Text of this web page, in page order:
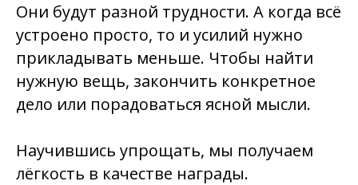
Они будут разной трудности. А когда всё
устроено просто, то и усилий нужно
прикладывать меньше. Чтобы найти
нужную вещь, закончить конкретное
дело или порадоваться ясной мысли.
Научившись упрощать, мы получаем
лёгкость в качестве награды.